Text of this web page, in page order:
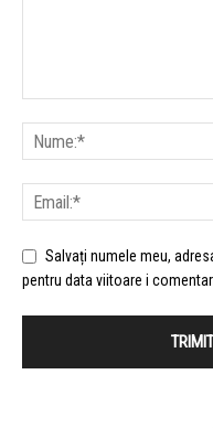
Salvați numele meu,
pentru data viitoare i